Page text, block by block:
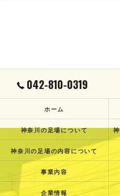
042-810-0319
ホーム
神奈川の足場について
神奈川の足場の内容について
事業内容
企業情報